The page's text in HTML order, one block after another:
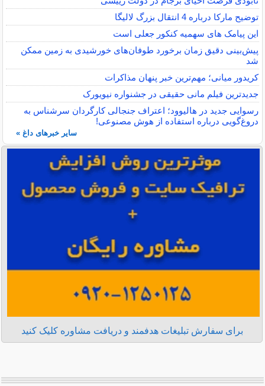
توضیح مارکا درباره 4 انتقال بزرگ لالیگا
این پیامک های سهمیه کنکور جعلی است
پیش‌بینی دقیق زمان برخورد طوفان‌های خورشیدی به زمین ممکن
شد
کریدور میانی؛ مهم‌ترین خبر پنهان مذاکرات
جدیدترین فیلم مانی حقیقی در جشنواره نیویورک
رسوایی جدید در هالیوود؛ اعتراف جنجالی کارگردان سرشناس به
دروغ‌گویی درباره استفاده از هوش مصنوعی!
سایر خبرهای داغ »
برای سفارش تبلیغات هدفمند و دریافت مشاوره کلیک کنید